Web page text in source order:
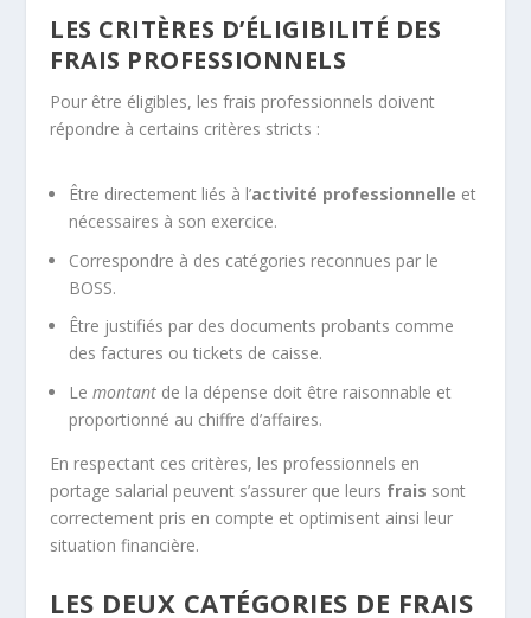
LES CRITÈRES D’ÉLIGIBILITÉ DES
FRAIS PROFESSIONNELS
Pour être éligibles, les frais professionnels doivent
répondre à certains critères stricts :
Être directement liés à l’activité professionnelle et
nécessaires à son exercice.
Correspondre à des catégories reconnues par le
BOSS.
Être justifiés par des documents probants comme
des factures ou tickets de caisse.
Lemontant de la dépense doit être raisonnable et
proportionné au chiffre d’affaires.
En respectant ces critères, les professionnels en
portage salarial peuvent s’assurer que leurs frais sont
correctement pris en compte et optimisent ainsi leur
situation financière.
LES DEUX CATÉGORIES DE FRAIS